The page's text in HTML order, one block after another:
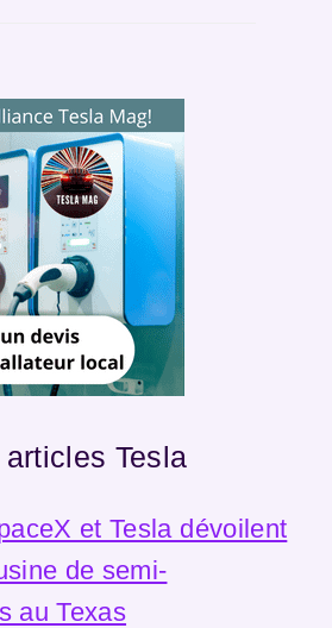
Tesla
et Tesla dévoilent
de semi-
au Texas